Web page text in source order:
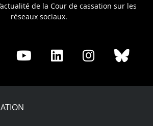
de la Cour de cassation sur les
réseaux sociaux.
Share
Youtube
Share
LinkedIn
Share
Instagram